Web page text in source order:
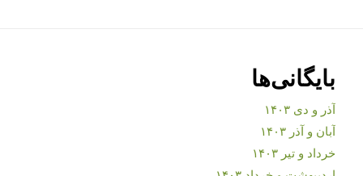
بایگانی‌ها
آذر و دی ۱۴۰۳
آبان و آذر ۱۴۰۳
خرداد و تیر ۱۴۰۳